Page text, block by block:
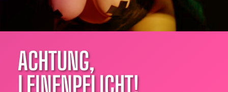
ACHTUNG,
LEINENPFLICHT!